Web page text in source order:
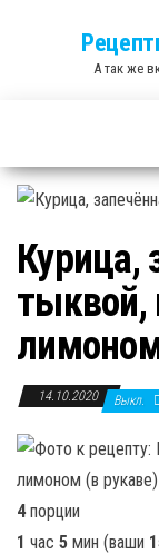
А так же
Курица,
тыквой,
14.10.2020 Выкл.
4порции
1 час 5 мин (ваши